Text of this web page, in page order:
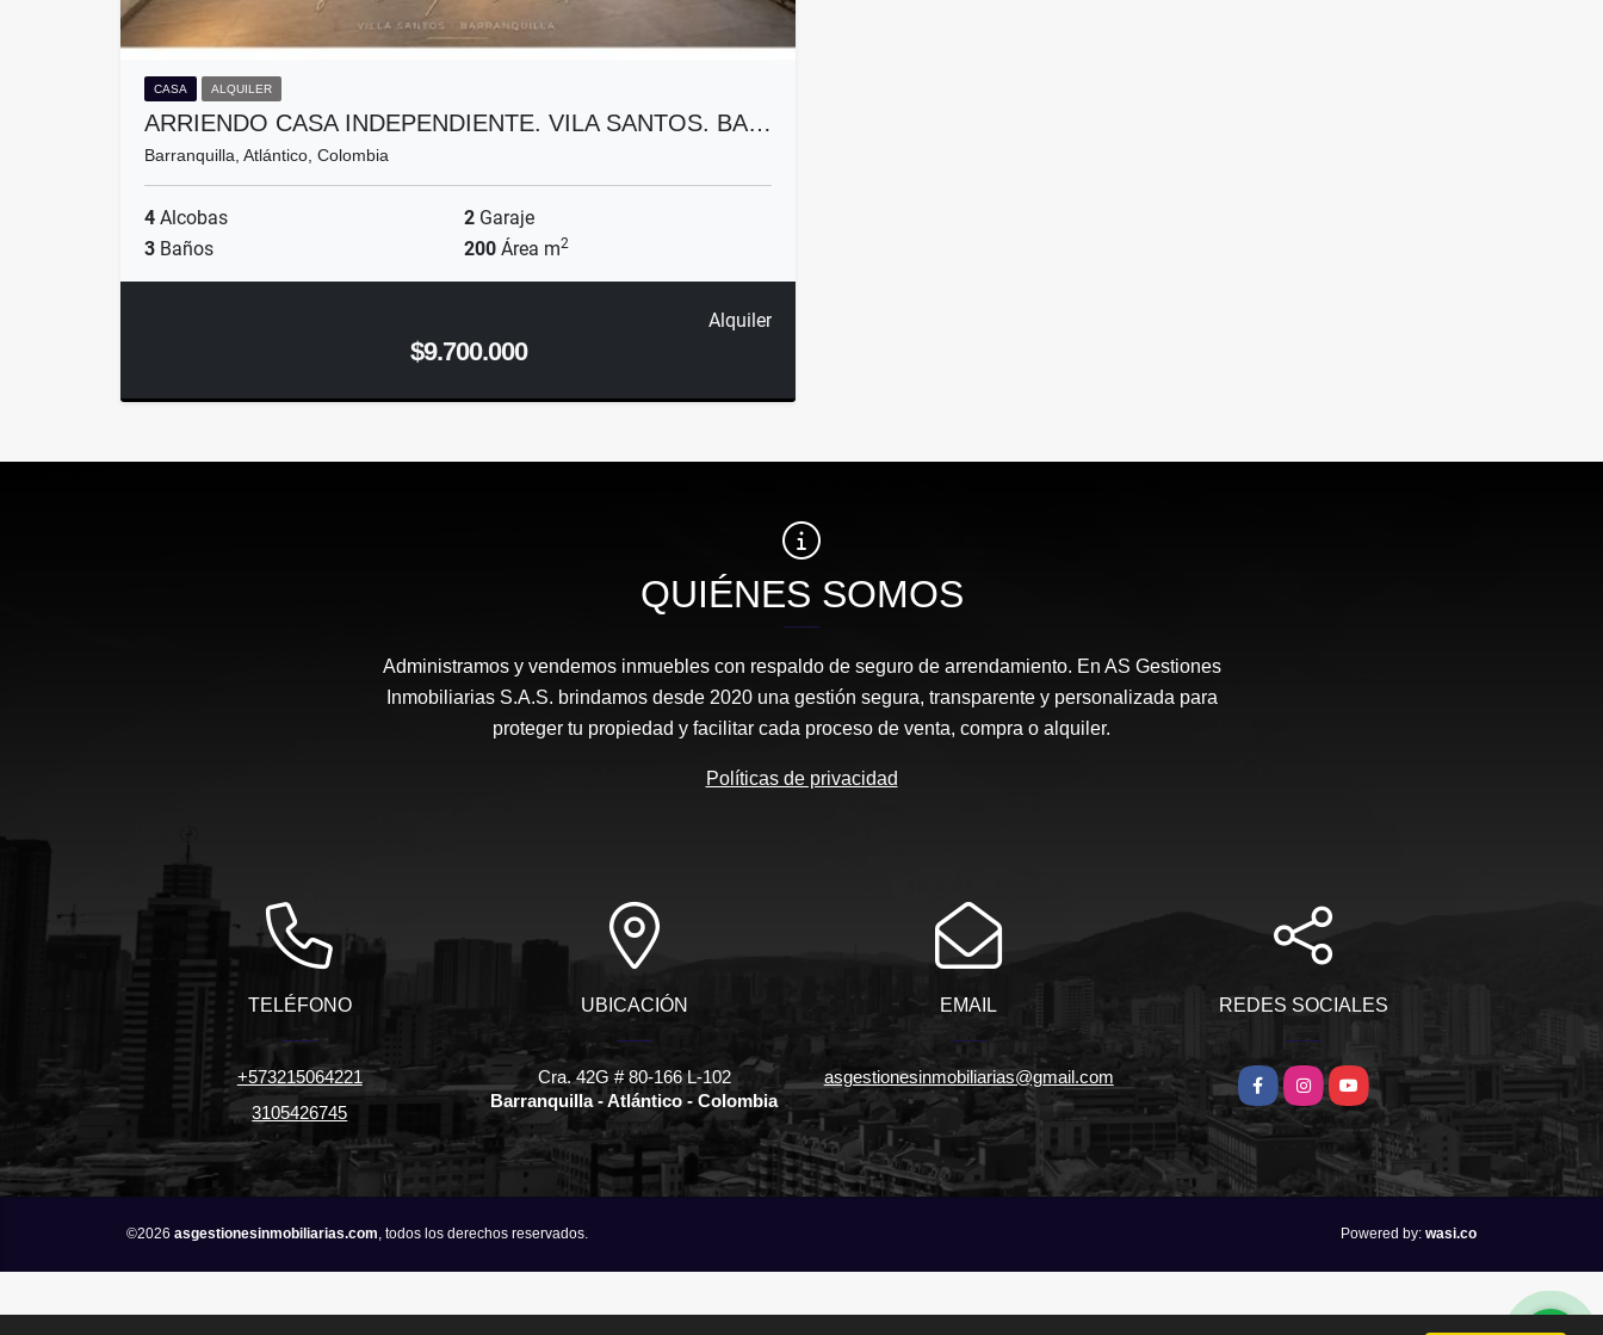
CASA ALQUILER
ARRIENDO CASA INDEPENDIENTE. VILA SANTOS. BA…
Barranquilla, Atlántico, Colombia
4 Alcobas 2 Garaje
3 Baños 200 Área m2
Alquiler
$9.700.000
QUIÉNES SOMOS
Administramos y vendemos inmuebles con respaldo de seguro de arrendamiento. En AS Gestiones
Inmobiliarias S.A.S. brindamos desde 2020 una gestión segura, transparente y personalizada para
proteger tu propiedad y facilitar cada proceso de venta, compra o alquiler.
Políticas de privacidad
TELÉFONO
+573215064221
3105426745
UBICACIÓN
Cra. 42G # 80-166 L-102
Barranquilla - Atlántico - Colombia
EMAIL
asgestionesinmobiliarias@gmail.com
REDES SOCIALES
FacebookInstagramYouTube
©2026 asgestionesinmobiliarias.com, todos los derechos reservados. Powered by: wasi.co